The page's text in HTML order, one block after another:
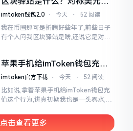
明白
ETH到底咋回事
imtoken钱包2.0 ⋅ 今天 ⋅ 52 阅读
我在币圈那可是折腾好些年了,前些日子
有个人问我区块驿站是啥,还说它是对标
找了些资料
苹果手机给imToken钱包充
值，这几步别搞错
imtoken官方下载 ⋅ 今天 ⋅ 52 阅读
比如说,拿着苹果手机给imToken钱包充
值这个行为,讲真初期我也是一头雾水,搞
制地址便大功告成,然而到了iPhone这儿
点击查看更多